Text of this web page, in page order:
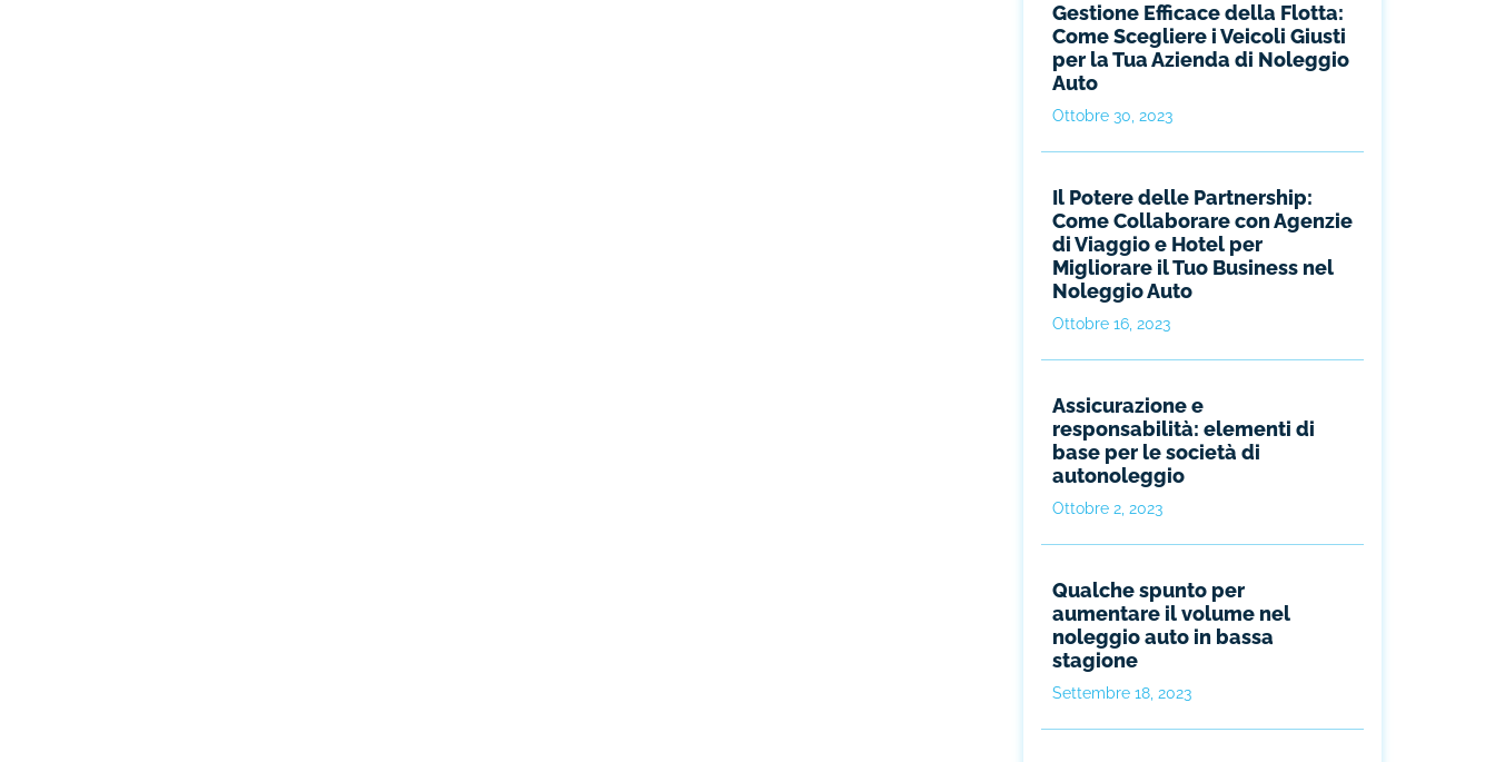
Gestione Efficace della Flotta:
Come Scegliere i Veicoli Giusti
per la Tua Azienda di Noleggio
Auto
Ottobre 30, 2023
Il Potere delle Partnership:
Come Collaborare con Agenzie
di Viaggio e Hotel per
Migliorare il Tuo Business nel
Noleggio Auto
Ottobre 16, 2023
Assicurazione e
responsabilità: elementi di
base per le società di
autonoleggio
Ottobre 2, 2023
Qualche spunto per
aumentare il volume nel
noleggio auto in bassa
stagione
Settembre 18, 2023